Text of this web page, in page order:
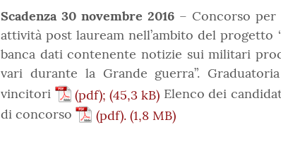
Scadenza 30 novembre 2016 – Concorso per
attività post lauream nell’ambito del progetto
banca dati contenente notizie sui militari
vari durante la Grande guerra”.
vincitori
(pdf); Elenco dei
di concorso
(pdf).